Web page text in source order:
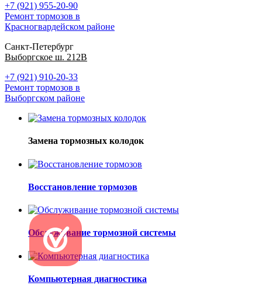
+7 (921) 955-20-90
Ремонт тормозов в
Красногвардейском районе
Санкт-Петербург
Выборгское ш. 212В
+7 (921) 910-20-33
Ремонт тормозов в
Выборгском районе
Замена тормозных колодок
Восстановление тормозов
Обслуживание тормозной системы
Компьютерная диагностика